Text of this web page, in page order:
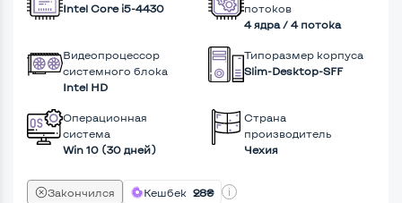
Intel Core i5-4430
потоков
4 ядра / 4 потока
Видеопроцессор
системного блока
Intel HD
Типоразмер корпуса
Slim-Desktop-SFF
Операционная
система
Win 10 (30 дней)
Страна
производитель
Чехия
Закончился Кешбек 28₴